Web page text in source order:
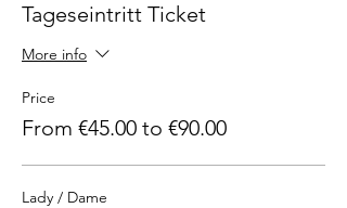
Tageseintritt Ticket
More info
Price
From €45.00 to €90.00
Lady / Dame